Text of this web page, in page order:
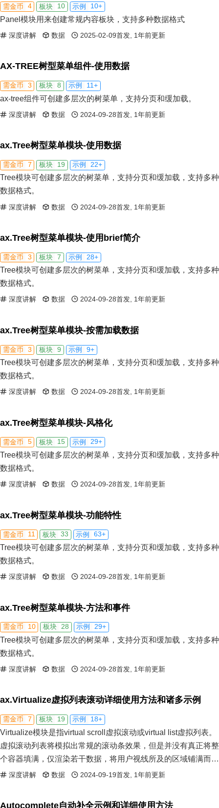
需金币 4 板块 10 示例 10+
Panel模块用来创建常规内容板块，支持多种数据格式
深度讲解 数据 2025-02-09首发, 1年前更新
AX-TREE树型菜单组件-使用数据
需金币 3 板块 8 示例 11+
ax-tree组件可创建多层次的树菜单，支持分页和缓加载。
深度讲解 数据 2024-09-28首发, 1年前更新
ax.Tree树型菜单模块-使用数据
需金币 7 板块 19 示例 22+
Tree模块可创建多层次的树菜单，支持分页和缓加载，支持多种
数据格式。
深度讲解 数据 2024-09-28首发, 1年前更新
ax.Tree树型菜单模块-使用brief简介
需金币 3 板块 7 示例 28+
Tree模块可创建多层次的树菜单，支持分页和缓加载，支持多种
数据格式。
深度讲解 数据 2024-09-28首发, 1年前更新
ax.Tree树型菜单模块-按需加载数据
需金币 3 板块 9 示例 9+
Tree模块可创建多层次的树菜单，支持分页和缓加载，支持多种
数据格式。
深度讲解 数据 2024-09-28首发, 1年前更新
ax.Tree树型菜单模块-风格化
需金币 5 板块 15 示例 29+
Tree模块可创建多层次的树菜单，支持分页和缓加载，支持多种
数据格式。
深度讲解 数据 2024-09-28首发, 1年前更新
ax.Tree树型菜单模块-功能特性
需金币 11 板块 33 示例 63+
Tree模块可创建多层次的树菜单，支持分页和缓加载，支持多种
数据格式。
深度讲解 数据 2024-09-28首发, 1年前更新
ax.Tree树型菜单模块-方法和事件
需金币 10 板块 28 示例 29+
Tree模块可创建多层次的树菜单，支持分页和缓加载，支持多种
数据格式。
深度讲解 数据 2024-09-28首发, 1年前更新
ax.Virtualize虚拟列表滚动详细使用方法和诸多示例
需金币 7 板块 19 示例 18+
Virtualize模块是指virtual scroll虚拟滚动或virtual list虚拟列表。
虚拟滚动列表将模拟出常规的滚动条效果，但是并没有真正将整
个容器填满，仅渲染若干数据，将用户视线所及的区域铺满而
已，理论上支持十万条或更多数据。虚拟列表、懒加载列表和分
深度讲解 数据 2024-09-19首发, 1年前更新
Autocomplete自动补全示例和详细使用方法